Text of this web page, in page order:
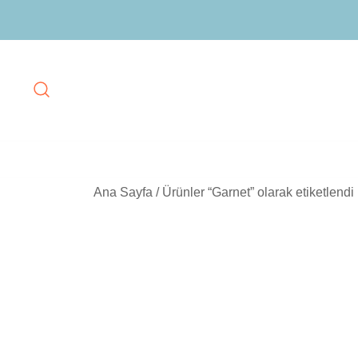
Ana Sayfa / Ürünler “Garnet” olarak etiketlendi